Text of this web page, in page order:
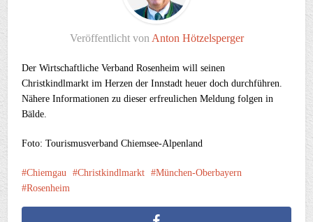
Veröffentlicht von Anton Hötzelsperger
Der Wirtschaftliche Verband Rosenheim will seinen
Christkindlmarkt im Herzen der Innstadt heuer doch durchführen.
Nähere Informationen zu dieser erfreulichen Meldung folgen in
Bälde.
Foto: Tourismusverband Chiemsee-Alpenland
Chiemgau Christkindlmarkt
München-Oberbayern
Rosenheim